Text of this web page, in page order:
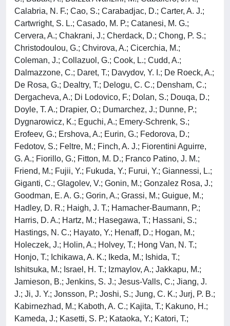
Calabria, N. F.; Cao, S.; Carabadjac, D.; Carter, A. J.;
Cartwright, S. L.; Casado, M. P.; Catanesi, M. G.;
Cervera, A.; Chakrani, J.; Cherdack, D.; Chong, P. S.;
Christodoulou, G.; Chvirova, A.; Cicerchia, M.;
Coleman, J.; Collazuol, G.; Cook, L.; Cudd, A.;
Dalmazzone, C.; Daret, T.; Davydov, Y. I.; De Roeck, A.;
De Rosa, G.; Dealtry, T.; Delogu, C. C.; Densham, C.;
Dergacheva, A.; Di Lodovico, F.; Dolan, S.; Douqa, D.;
Doyle, T. A.; Drapier, O.; Dumarchez, J.; Dunne, P.;
Dygnarowicz, K.; Eguchi, A.; Emery-Schrenk, S.;
Erofeev, G.; Ershova, A.; Eurin, G.; Fedorova, D.;
Fedotov, S.; Feltre, M.; Finch, A. J.; Fiorentini Aguirre,
G. A.; Fiorillo, G.; Fitton, M. D.; Franco Patino, J. M.;
Friend, M.; Fujii, Y.; Fukuda, Y.; Furui, Y.; Giannessi, L.;
Giganti, C.; Glagolev, V.; Gonin, M.; Gonzalez Rosa, J.;
Goodman, E. A. G.; Gorin, A.; Grassi, M.; Guigue, M.;
Hadley, D. R.; Haigh, J. T.; Hamacher-Baumann, P.;
Harris, D. A.; Hartz, M.; Hasegawa, T.; Hassani, S.;
Hastings, N. C.; Hayato, Y.; Henaff, D.; Hogan, M.;
Holeczek, J.; Holin, A.; Holvey, T.; Hong Van, N. T.;
Honjo, T.; Ichikawa, A. K.; Ikeda, M.; Ishida, T.;
Ishitsuka, M.; Israel, H. T.; Izmaylov, A.; Jakkapu, M.;
Jamieson, B.; Jenkins, S. J.; Jesus-Valls, C.; Jiang, J.
J.; Ji, J. Y.; Jonsson, P.; Joshi, S.; Jung, C. K.; Jurj, P. B.;
Kabirnezhad, M.; Kaboth, A. C.; Kajita, T.; Kakuno, H.;
Kameda, J.; Kasetti, S. P.; Kataoka, Y.; Katori, T.;